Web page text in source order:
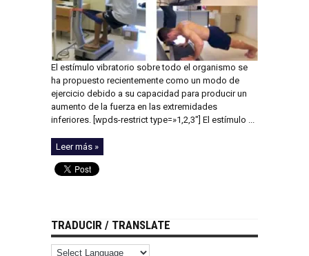
El estímulo vibratorio sobre todo el organismo se
ha propuesto recientemente como un modo de
ejercicio debido a su capacidad para producir un
aumento de la fuerza en las extremidades
inferiores. [wpds-restrict type=»1,2,3″] El estímulo ...
Leer más »
TRADUCIR / TRANSLATE